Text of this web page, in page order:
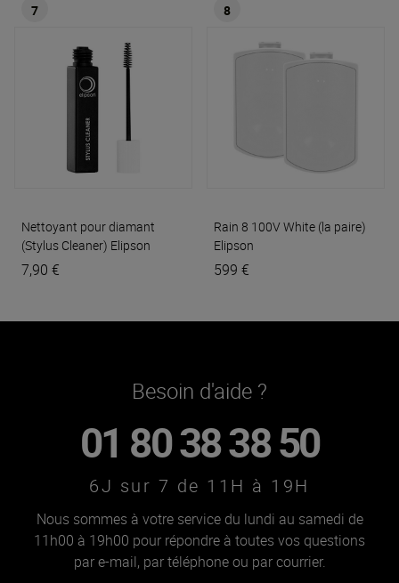
7
Nettoyant pour diamant
(Stylus Cleaner) Elipson
7,90 €
8
Rain 8 100V White (la paire)
Elipson
599 €
Besoin d'aide ?
01 80 38 38 50
6J sur 7 de 11H à 19H
Nous sommes à votre service du lundi au samedi de
11h00 à 19h00 pour répondre à toutes vos questions
par e-mail, par téléphone ou par courrier.